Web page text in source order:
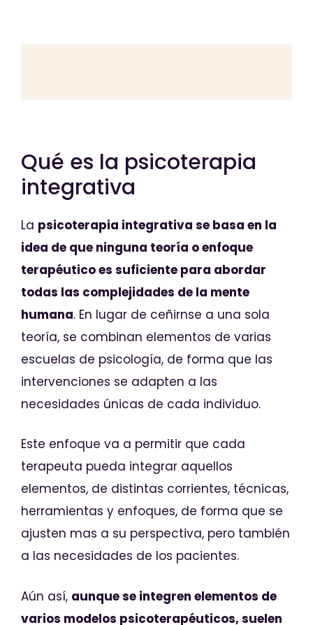
Qué es la psicoterapia
integrativa
La psicoterapia integrativa se basa en la
idea de que ninguna teoría o enfoque
terapéutico es suficiente para abordar
todas las complejidades de la mente
humana. En lugar de ceñirnse a una sola
teoría, se combinan elementos de varias
escuelas de psicología, de forma que las
intervenciones se adapten a las
necesidades únicas de cada individuo.
Este enfoque va a permitir que cada
terapeuta pueda integrar aquellos
elementos, de distintas corrientes, técnicas,
herramientas y enfoques, de forma que se
ajusten mas a su perspectiva, pero también
a las necesidades de los pacientes.
Aún así, aunque se integren elementos de
varios modelos psicoterapéuticos, suelen